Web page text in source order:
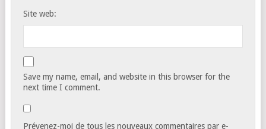
Site web:
Save my name, email, and website in this browser for the
next time I comment.
Prévenez-moi de tous les nouveaux commentaires par e-